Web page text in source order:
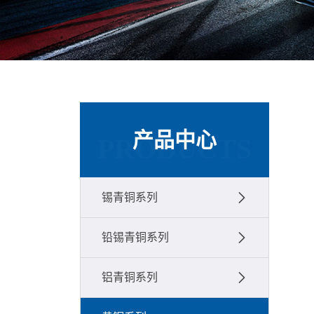
产品中心
PRODUCTS
锡青铜系列
铅锡青铜系列
铝青铜系列